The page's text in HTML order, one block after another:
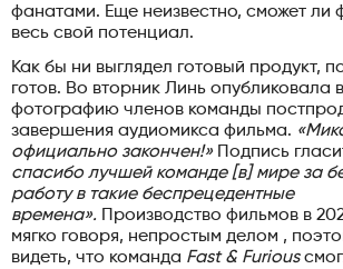
фанатами. Еще неизвестно, сможет ли
весь свой потенциал.
Как бы ни выглядел готовый продукт,
готов. Во вторник Линь опубликовала
фотографию членов команды
завершения аудиомикса фильма.
официально закончен!»
Подпись
спасибо лучшей команде [в] мире за
работу в такие беспрецедентные
времена».
Производство фильмов в
мягко говоря, непростым делом ,
видеть, что команда Fast & Furious